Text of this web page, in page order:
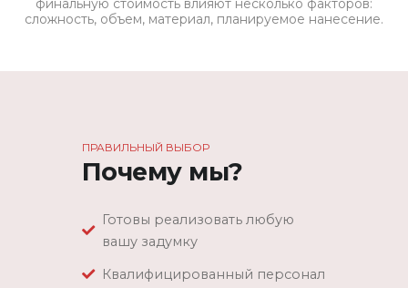
сложность, объем, материал, планируемое нанесение.
ПРАВИЛЬНЫЙ ВЫБОР
Почему мы?
Готовы реализовать любую
вашу задумку
Квалифицированный персонал